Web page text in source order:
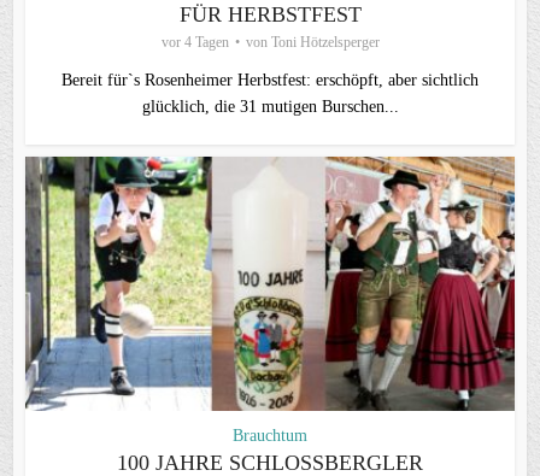
FÜR HERBSTFEST
vor 4 Tagen von Toni Hötzelsperger
Bereit für`s Rosenheimer Herbstfest: erschöpft, aber sichtlich
glücklich, die 31 mutigen Burschen...
Brauchtum
100 JAHRE SCHLOSSBERGLER D